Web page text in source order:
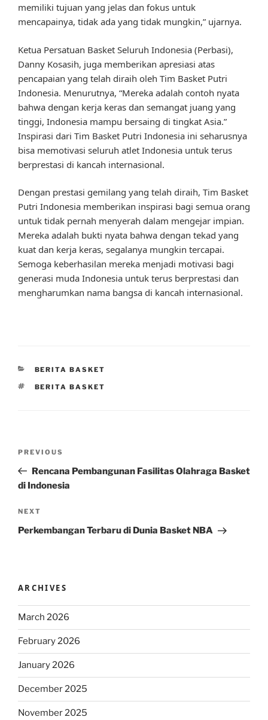
memiliki tujuan yang jelas dan fokus untuk
mencapainya, tidak ada yang tidak mungkin,” ujarnya.
Ketua Persatuan Basket Seluruh Indonesia (Perbasi),
Danny Kosasih, juga memberikan apresiasi atas
pencapaian yang telah diraih oleh Tim Basket Putri
Indonesia. Menurutnya, “Mereka adalah contoh nyata
bahwa dengan kerja keras dan semangat juang yang
tinggi, Indonesia mampu bersaing di tingkat Asia.”
Inspirasi dari Tim Basket Putri Indonesia ini seharusnya
bisa memotivasi seluruh atlet Indonesia untuk terus
berprestasi di kancah internasional.
Dengan prestasi gemilang yang telah diraih, Tim Basket
Putri Indonesia memberikan inspirasi bagi semua orang
untuk tidak pernah menyerah dalam mengejar impian.
Mereka adalah bukti nyata bahwa dengan tekad yang
kuat dan kerja keras, segalanya mungkin tercapai.
Semoga keberhasilan mereka menjadi motivasi bagi
generasi muda Indonesia untuk terus berprestasi dan
mengharumkan nama bangsa di kancah internasional.
CATEGORIES
BERITA BASKET
TAGS
BERITA BASKET
Previous
Post
PREVIOUS
Rencana Pembangunan Fasilitas Olahraga Basket
di Indonesia
Next
Post
NEXT
Perkembangan Terbaru di Dunia Basket NBA
ARCHIVES
March 2026
February 2026
January 2026
December 2025
November 2025